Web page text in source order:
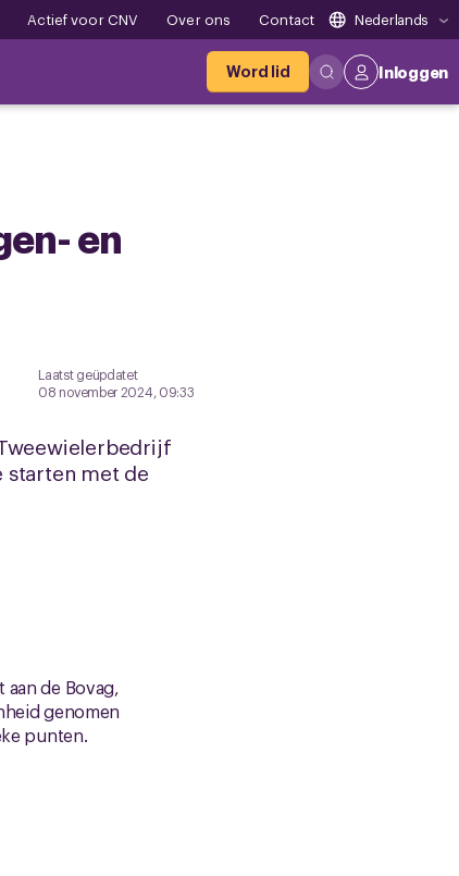
Actief voor CNV Over ons Contact Nederlands
Word lid Inloggen
en
Laatst geüpdatet
08 november 2024, 09:33
starten met de
de Bovag,
genomen
punten.